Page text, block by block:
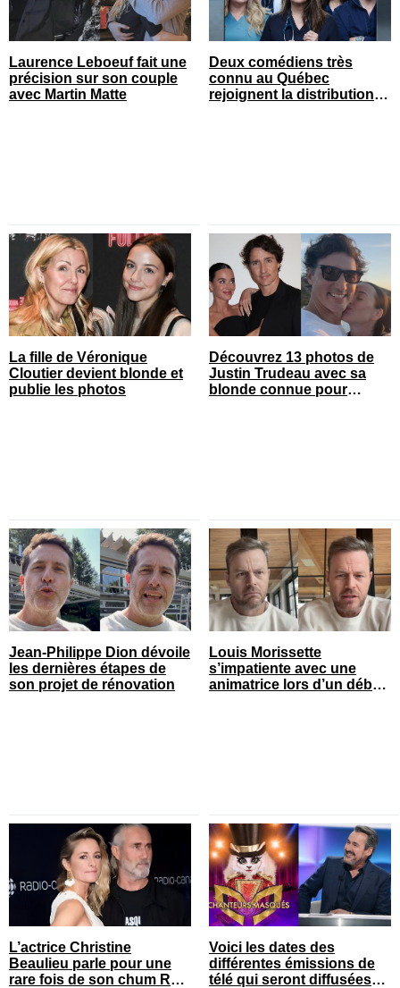
Laurence Leboeuf fait une
précision sur son couple
avec Martin Matte
Deux comédiens très
connu au Québec
rejoignent la distribution
La fille de Véronique
Cloutier devient blonde et
publie les photos
Découvrez 13 photos de
Justin Trudeau avec sa
blonde connue pour
Jean-Philippe Dion dévoile
les dernières étapes de
son projet de rénovation
Louis Morissette
s’impatiente avec une
animatrice lors d’un débat
L’actrice Christine
Beaulieu parle pour une
rare fois de son chum Roy
Voici les dates des
différentes émissions de
télé qui seront diffusées